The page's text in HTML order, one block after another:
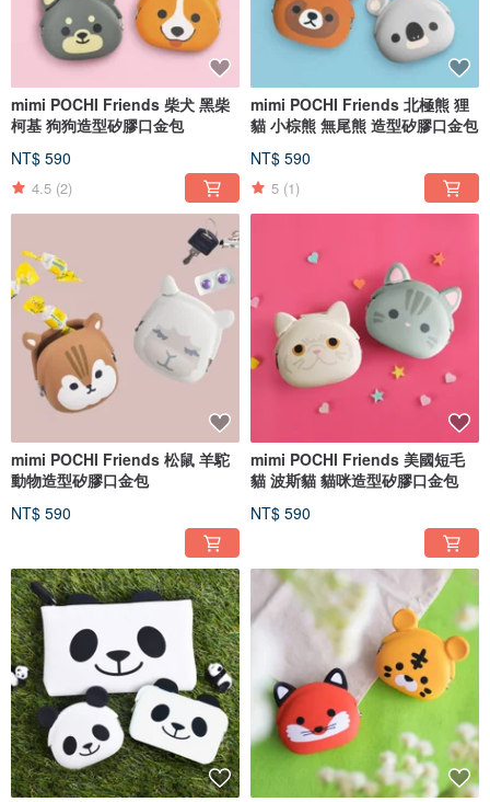
mimi POCHI Friends 柴犬 黑柴
柯基 狗狗造型矽膠口金包
NT$ 590
4.5 (2)
mimi POCHI Friends 北極熊 狸
貓 小棕熊 無尾熊 造型矽膠口金包
NT$ 590
5 (1)
mimi POCHI Friends 松鼠 羊駝
動物造型矽膠口金包
NT$ 590
mimi POCHI Friends 美國短毛
貓 波斯貓 貓咪造型矽膠口金包
NT$ 590